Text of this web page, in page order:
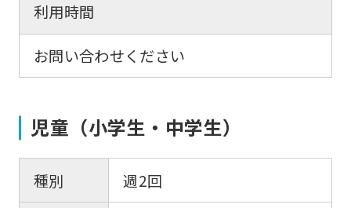
利用時間
お問い合わせください
児童（小学生・中学生）
種別
週2回